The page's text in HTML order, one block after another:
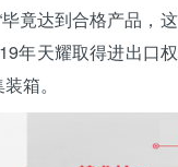
竟达到合格产品，
年天耀取得进出口
箱。